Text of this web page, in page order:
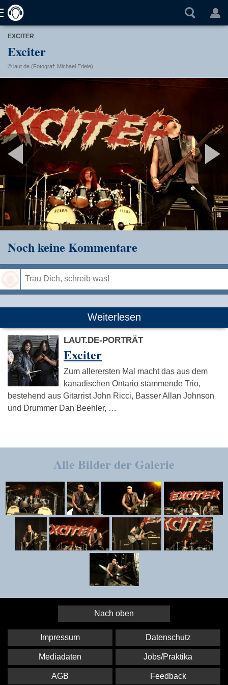
EXCITER
Exciter
© laut.de (Fotograf: Michael Edele)
Noch keine Kommentare
Weiterlesen
LAUT.DE-PORTRÄT
Exciter
Zum allerersten Mal macht das aus dem
kanadischen Ontario stammende Trio,
bestehend aus Gitarrist John Ricci, Basser Allan Johnson
und Drummer Dan Beehler, …
Alle Bilder der Galerie
Nach oben
Impressum Datenschutz
Mediadaten Jobs/Praktika
AGB Feedback